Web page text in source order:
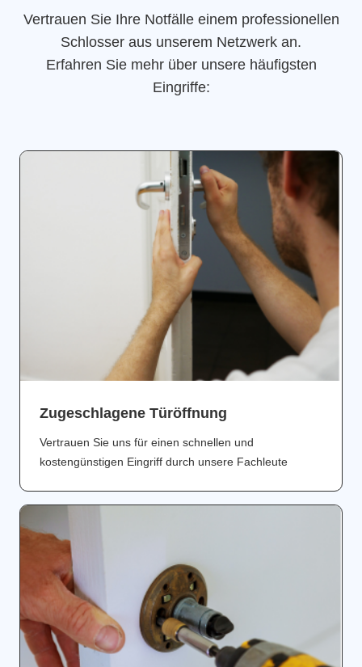
Vertrauen Sie Ihre Notfälle einem professionellen
Schlosser aus unserem Netzwerk an.
Erfahren Sie mehr über unsere häufigsten
Eingriffe:
Zugeschlagene Türöffnung
Vertrauen Sie uns für einen schnellen und
kostengünstigen Eingriff durch unsere Fachleute